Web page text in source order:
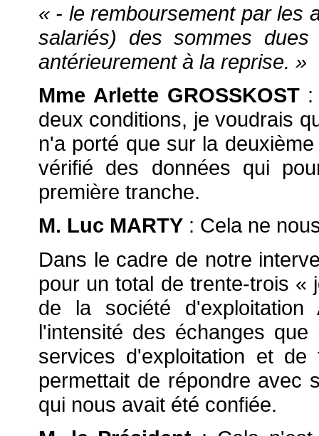
« - le remboursement par les
salariés) des sommes
antérieurement à la reprise. »
Mme Arlette GROSSKOST:
deux conditions, je voudrais
n'a porté que sur la
vérifié des données qui
première tranche.
M. Luc MARTY : Cela ne
Dans le cadre de notre
pour un total de trente-trois «
de la société
l'intensité des échanges
services d'exploitation et
permettait de répondre avec
qui nous avait été confiée.